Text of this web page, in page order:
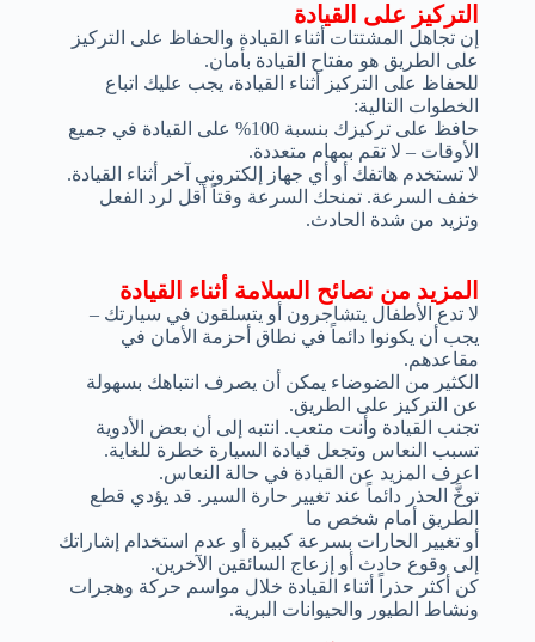
التركيز على القيادة
إن تجاهل المشتتات أثناء القيادة والحفاظ على التركيز
على الطريق هو مفتاح القيادة بأمان.
للحفاظ على التركيز أثناء القيادة، يجب عليك اتباع
الخطوات التالية:
حافظ على تركيزك بنسبة 100% على القيادة في جميع
الأوقات – لا تقم بمهام متعددة.
لا تستخدم هاتفك أو أي جهاز إلكتروني آخر أثناء القيادة.
خفف السرعة. تمنحك السرعة وقتاً أقل لرد الفعل
وتزيد من شدة الحادث.
المزيد من نصائح السلامة أثناء القيادة
لا تدع الأطفال يتشاجرون أو يتسلقون في سيارتك –
يجب أن يكونوا دائماً في نطاق أحزمة الأمان في
مقاعدهم.
الكثير من الضوضاء يمكن أن يصرف انتباهك بسهولة
عن التركيز على الطريق.
تجنب القيادة وأنت متعب. انتبه إلى أن بعض الأدوية
تسبب النعاس وتجعل قيادة السيارة خطرة للغاية.
اعرف المزيد عن القيادة في حالة النعاس.
توخَّ الحذر دائماً عند تغيير حارة السير. قد يؤدي قطع
الطريق أمام شخص ما
أو تغيير الحارات بسرعة كبيرة أو عدم استخدام إشاراتك
إلى وقوع حادث أو إزعاج السائقين الآخرين.
كن أكثر حذراً أثناء القيادة خلال مواسم حركة وهجرات
ونشاط الطيور والحيوانات البرية.